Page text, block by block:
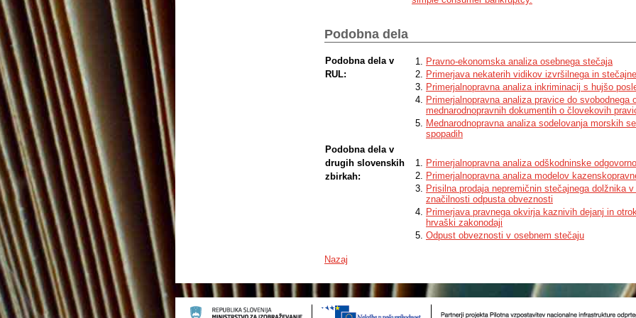
in the ZFPPIPP regulates the Consumer bankruptcy, but does not regulate
simple consumer bankruptcy proceedings, which is a specialty of the
conclusion, the author provides a general assessment of the effects of the
legislation in the field of personal bankruptcy, as well as identifies
legal solutions.
Podobna dela
Podobna dela v
RUL:
Pravno-ekonomska analiza osebnega stečaja
Primerjava nekaterih vidikov izvršilnega in
Primerjalnopravna analiza inkriminacij s hujšo
Primerjalnopravna analiza pravice do svobodnega
mednarodnopravnih dokumentih o človekovih
Mednarodnopravna analiza sodelovanja morskih
spopadih
Podobna dela v
drugih slovenskih
zbirkah:
Primerjalnopravna analiza odškodninske
Primerjalnopravna analiza modelov
Prisilna prodaja nepremičnin stečajnega dolžnika
značilnosti odpusta obveznosti
Primerjava pravnega okvirja kaznivih dejanj in
hrvaški zakonodaji
Odpust obveznosti v osebnem stečaju
Nazaj